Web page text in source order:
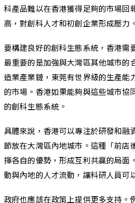
科產品難以在香港獲得足夠的市場回
高，對創科人才和初創企業形成壓力。
要構建良好的創科生態系統，香港需
最重要的是加強與大灣區其他城市的
造業產業鏈，東莞有世界級的生產能
的市場。香港如果能夠與這些城市協
的創科生態系統。
具體來說，香港可以專注於研發和融
節放在大灣區內地城市。這種「前店
揮各自的優勢，形成互利共贏的局面
動與內地的人才流動，讓科研人員可
政府也應該在政策上提供更多支持。